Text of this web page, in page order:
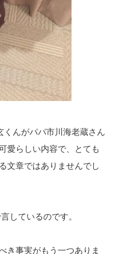
くんがパパ市川海老蔵さん
愛らしい内容で、とても
文章ではありませんでし
しているのです。
き事実がもう一つありま